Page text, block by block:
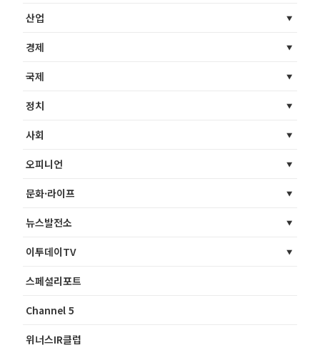
산업
경제
국제
정치
사회
오피니언
문화·라이프
뉴스발전소
이투데이TV
스페셜리포트
Channel 5
위너스IR클럽